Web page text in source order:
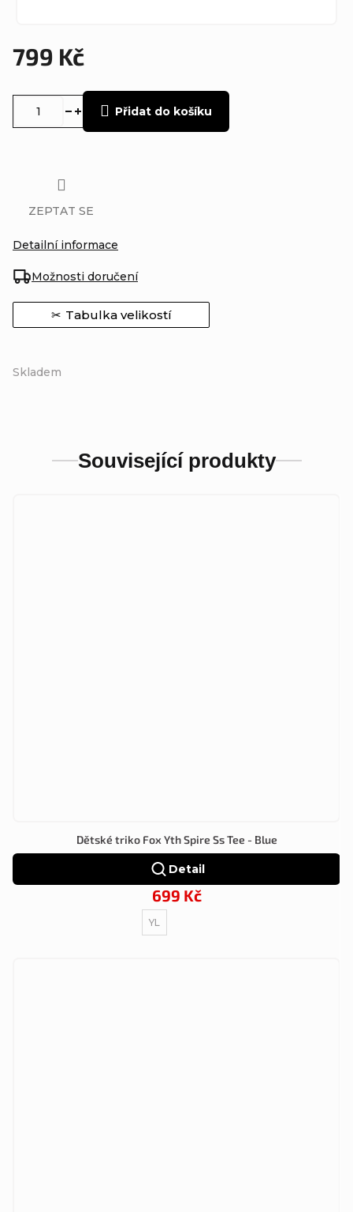
799 Kč
Skladem
Možnosti doručení
Tabulka velikostí
Přidat do košíku
Detailní informace
ZEPTAT SE
Související produkty
Dětské triko Fox Yth Spire Ss Tee - Blue
699 Kč
Detail
YL